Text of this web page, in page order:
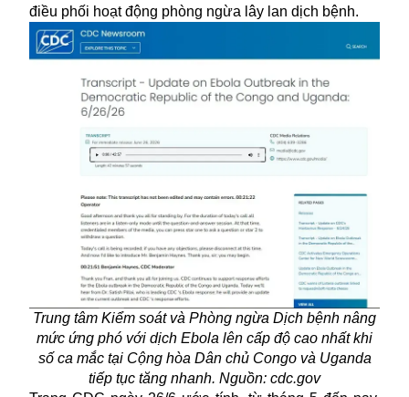
điều phối hoạt động phòng ngừa lây lan dịch bệnh.
Trung tâm Kiểm soát và Phòng ngừa Dịch bệnh nâng
mức ứng phó với dịch Ebola lên cấp độ cao nhất khi
số ca mắc tại Cộng hòa Dân chủ Congo và Uganda
tiếp tục tăng nhanh. Nguồn: cdc.gov